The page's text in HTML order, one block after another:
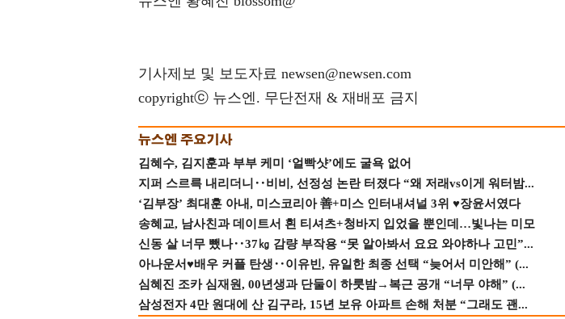
기사제보 및 보도자료 newsen@newsen.com
copyrightⓒ 뉴스엔. 무단전재 & 재배포 금지
김혜수, 김지훈과 부부 케미 ‘얼빡샷’에도 굴욕 없어
지퍼 스르륵 내리더니‥비비, 선정성 논란 터졌다 “왜 저래vs이게 워터밤...
‘김부장’ 최대훈 아내, 미스코리아 善+미스 인터내셔널 3위 ♥장윤서였다
송혜교, 남사친과 데이트서 흰 티셔츠+청바지 입었을 뿐인데…빛나는 미모
신동 살 너무 뺐나‥37㎏ 감량 부작용 “못 알아봐서 요요 와야하나 고민”...
아나운서♥배우 커플 탄생‥이유빈, 유일한 최종 선택 “늦어서 미안해” (...
심혜진 조카 심재원, 00년생과 단둘이 하룻밤→복근 공개 “너무 야해” (...
삼성전자 4만 원대에 산 김구라, 15년 보유 아파트 손해 처분 “그래도 괜...